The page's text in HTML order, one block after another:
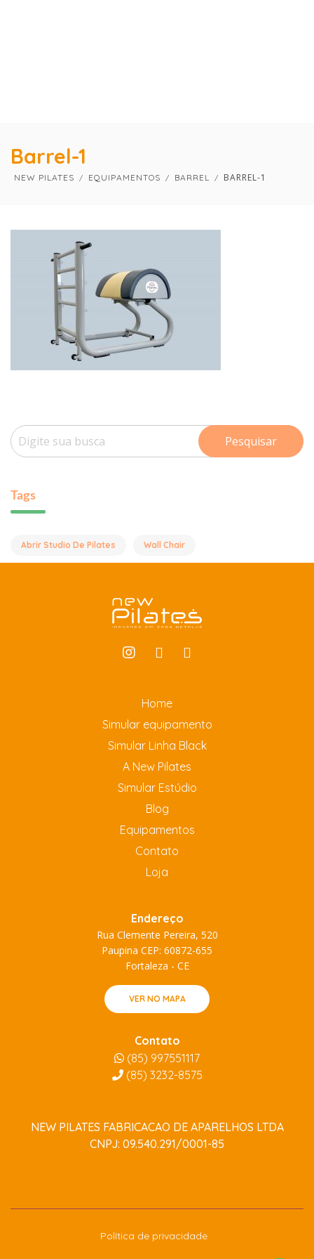
Barrel-1
NEW PILATES EQUIPAMENTOS BARREL BARREL-1
Pesquisar
Tags
Abrir Studio De Pilates Wall Chair
Home
Simular equipamento
Simular Linha Black
A New Pilates
Simular Estúdio
Blog
Equipamentos
Contato
Loja
Endereço
Rua Clemente Pereira, 520
Paupina CEP: 60872-655
Fortaleza - CE
VER NO MAPA
Contato
(85) 997551117
(85) 3232-8575
NEW PILATES FABRICACAO DE APARELHOS LTDA
CNPJ: 09.540.291/0001-85
Política de privacidade